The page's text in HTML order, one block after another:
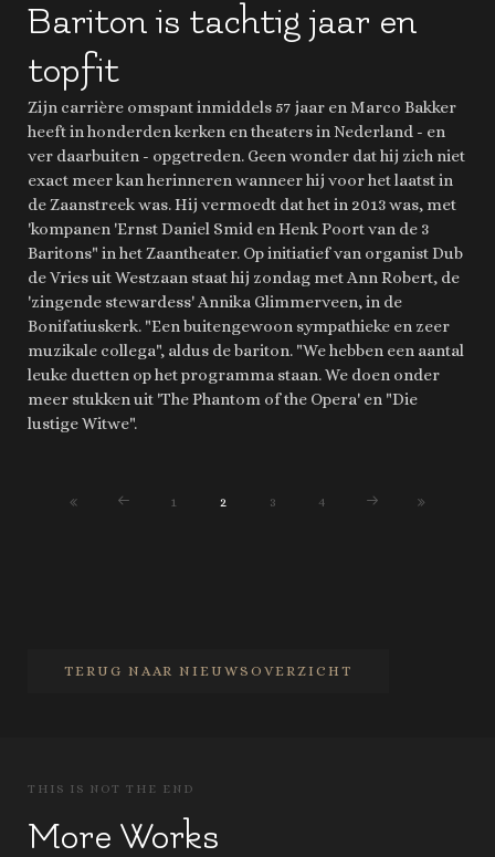
Bariton is tachtig jaar en
topfit
Zijn carrière omspant inmiddels 57 jaar en Marco Bakker
heeft in honderden kerken en theaters in Nederland - en
ver daarbuiten - opgetreden. Geen wonder dat hij zich niet
exact meer kan herinneren wanneer hij voor het laatst in
de Zaanstreek was. Hij vermoedt dat het in 2013 was, met
'kompanen 'Ernst Daniel Smid en Henk Poort van de 3
Baritons" in het Zaantheater. Op initiatief van organist Dub
de Vries uit Westzaan staat hij zondag met Ann Robert, de
'zingende stewardess' Annika Glimmerveen, in de
Bonifatiuskerk. "Een buitengewoon sympathieke en zeer
muzikale collega", aldus de bariton. "We hebben een aantal
leuke duetten op het programma staan. We doen onder
meer stukken uit 'The Phantom of the Opera' en "Die
lustige Witwe".
1 2 3 4
TERUG NAAR NIEUWSOVERZICHT
THIS IS NOT THE END
More Works